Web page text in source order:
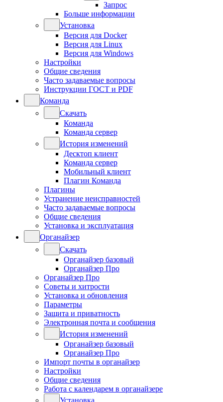
Запрос
Больше информации
Установка
Версия для Docker
Версия для Linux
Версия для Windows
Настройки
Общие сведения
Часто задаваемые вопросы
Инструкции ГОСТ и PDF
Команда
Скачать
Команда
Команда сервер
История изменений
Десктоп клиент
Команда сервер
Мобильный клиент
Плагин Команда
Плагины
Устранение неисправностей
Часто задаваемые вопросы
Общие сведения
Установка и эксплуатация
Органайзер
Скачать
Органайзер базовый
Органайзер Про
Органайзер Про
Советы и хитрости
Установка и обновления
Параметры
Защита и приватность
Электронная почта и сообщения
История изменений
Органайзер базовый
Органайзер Про
Импорт почты в органайзер
Настройки
Общие сведения
Работа с календарем в органайзере
Установка